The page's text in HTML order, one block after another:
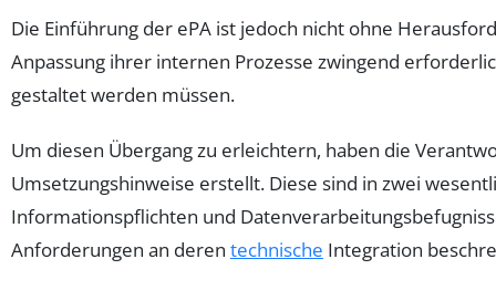
Die Einführung der ePA ist jedoch nicht ohne
Anpassung ihrer internen Prozesse zwingend
gestaltet werden müssen.
Um diesen Übergang zu erleichtern, haben die
Umsetzungshinweise erstellt. Diese sind in zwei
Informationspflichten und
Anforderungen an deren technische Integration